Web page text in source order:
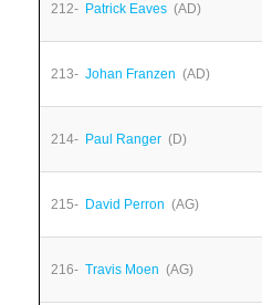
212- Patrick Eaves (AD)
213- Johan Franzen (AD)
214- Paul Ranger (D)
215- David Perron (AG)
216- Travis Moen (AG)